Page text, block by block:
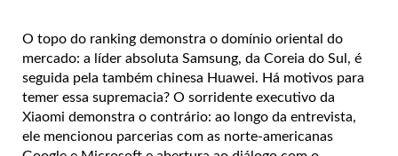
O topo do ranking demonstra o domínio oriental do
mercado: a líder absoluta Samsung, da Coreia do Sul, é
seguida pela também chinesa Huawei. Há motivos para
temer essa supremacia? O sorridente executivo da
Xiaomi demonstra o contrário: ao longo da entrevista,
ele mencionou parcerias com as norte-americanas